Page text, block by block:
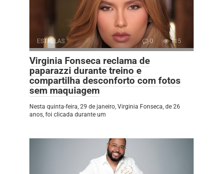
ESTRELAS 0 115
Virginia Fonseca reclama de
paparazzi durante treino e
compartilha desconforto com fotos
sem maquiagem
Nesta quinta-feira, 29 de janeiro, Virginia Fonseca, de 26
anos, foi clicada durante um